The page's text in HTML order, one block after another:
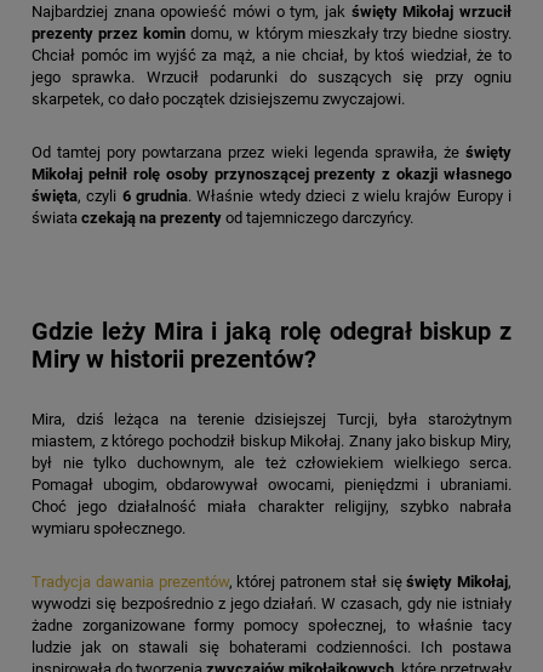
Najbardziej znana opowieść mówi o tym, jak święty Mikołaj wrzucił
prezenty przez komin domu, w którym mieszkały trzy biedne siostry.
Chciał pomóc im wyjść za mąż, a nie chciał, by ktoś wiedział, że to
jego sprawka. Wrzucił podarunki do suszących się przy ogniu
skarpetek, co dało początek dzisiejszemu zwyczajowi.
Od tamtej pory powtarzana przez wieki legenda sprawiła, że święty
Mikołaj pełnił rolę osoby przynoszącej prezenty z okazji własnego
święta, czyli 6 grudnia. Właśnie wtedy dzieci z wielu krajów Europy i
świata czekają na prezenty od tajemniczego darczyńcy.
Gdzie leży Mira i jaką rolę odegrał biskup z
Miry w historii prezentów?
Mira, dziś leżąca na terenie dzisiejszej Turcji, była starożytnym
miastem, z którego pochodził biskup Mikołaj. Znany jako biskup Miry,
był nie tylko duchownym, ale też człowiekiem wielkiego serca.
Pomagał ubogim, obdarowywał owocami, pieniędzmi i ubraniami.
Choć jego działalność miała charakter religijny, szybko nabrała
wymiaru społecznego.
Tradycja dawania prezentów, której patronem stał sięświęty Mikołaj,
wywodzi się bezpośrednio z jego działań. W czasach, gdy nie istniały
żadne zorganizowane formy pomocy społecznej, to właśnie tacy
ludzie jak on stawali się bohaterami codzienności. Ich postawa